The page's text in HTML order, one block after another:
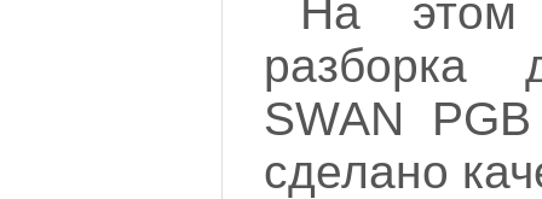
На
разборка
SWAN
сделано